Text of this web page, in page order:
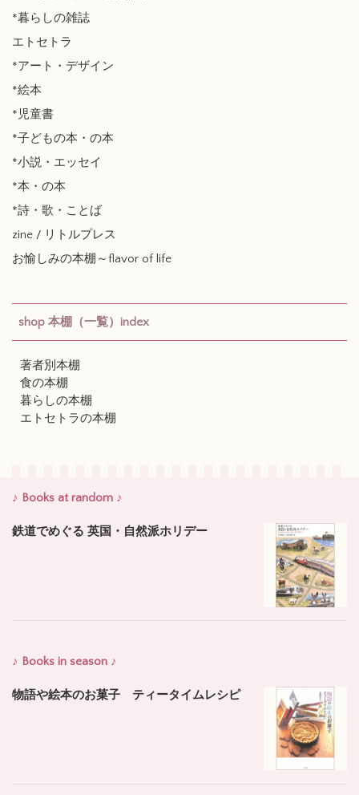
*暮らしの雑誌
エトセトラ
*アート・デザイン
*絵本
*児童書
*子どもの本・の本
*小説・エッセイ
*本・の本
*詩・歌・ことば
zine / リトルプレス
お愉しみの本棚～flavor of life
shop 本棚（一覧）index
著者別本棚
食の本棚
暮らしの本棚
エトセトラの本棚
♪ Books at random ♪
鉄道でめぐる 英国・自然派ホリデー
♪ Books in season ♪
物語や絵本のお菓子 ティータイムレシピ